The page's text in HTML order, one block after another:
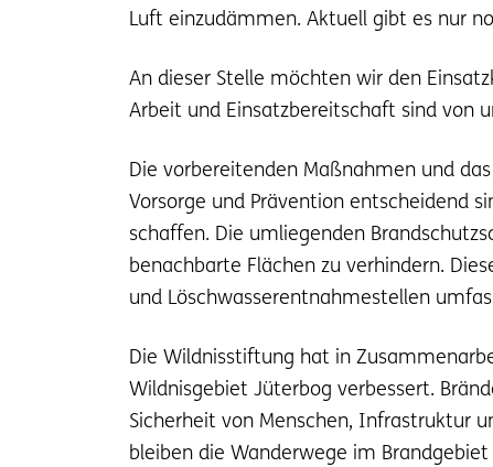
Luft einzudämmen. Aktuell gibt es nur
An dieser Stelle möchten wir den
Arbeit und Einsatzbereitschaft sind von
Die vorbereitenden Maßnahmen und
Vorsorge und Prävention entscheidend
schaffen. Die umliegenden
benachbarte Flächen zu verhindern.
und Löschwasserentnahmestellen
Die Wildnisstiftung hat in
Wildnisgebiet Jüterbog verbessert.
Sicherheit von Menschen, Infrastruktur
bleiben die Wanderwege im